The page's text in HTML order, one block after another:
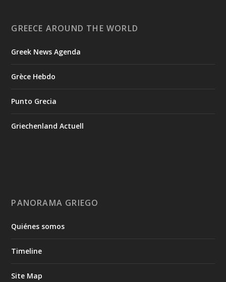
GREECE AROUND THE WORLD
Greek News Agenda
Grèce Hebdo
Punto Grecia
Griechenland Actuell
PANORAMA GRIEGO
Quiénes somos
Timeline
Site Map